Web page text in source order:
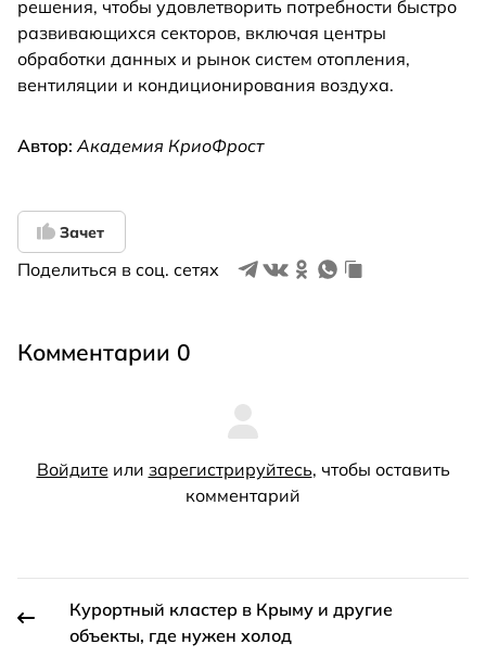
решения, чтобы удовлетворить потребности быстро
развивающихся секторов, включая центры
обработки данных и рынок систем отопления,
вентиляции и кондиционирования воздуха.
Автор:Академия КриоФрост
Зачет
Поделиться в соц. сетях
Комментарии 0
Войдите или зарегистрируйтесь, чтобы оставить
комментарий
Курортный кластер в Крыму и другие
объекты, где нужен холод